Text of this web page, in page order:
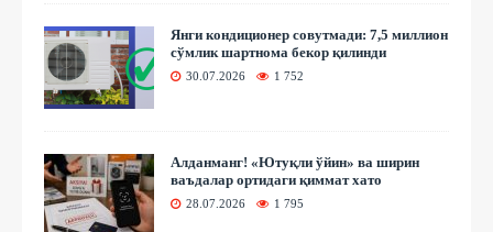
Янги кондиционер совутмади: 7,5 миллион
сўмлик шартнома бекор қилинди
30.07.2026 1 752
Алданманг! «Ютуқли ўйин» ва ширин
ваъдалар ортидаги қиммат хато
28.07.2026 1 795